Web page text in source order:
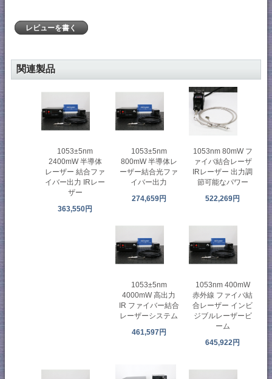
レビューを書く
関連製品
1053±5nm
2400mW 半導体
レーザー 結合ファ
イバー出力 IRレー
ザー
363,550円
1053±5nm
800mW 半導体レ
ーザー結合光ファ
イバー出力
274,659円
1053nm 80mW フ
ァイバ結合レーザ
IRレーザー 出力調
節可能なパワー
522,269円
1053±5nm
4000mW 高出力
IR ファイバー結合
レーザーシステム
461,597円
1053nm 400mW
赤外線 ファイバ結
合レーザー インビ
ジブルレーザービ
ーム
645,922円